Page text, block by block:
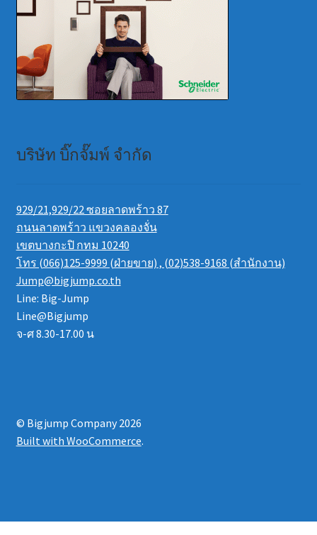
บริษัท บิ๊กจั๊มพ์ จำกัด
929/21,929/22 ซอยลาดพร้าว 87
ถนนลาดพร้าว แขวงคลองจั่น
เขตบางกะปิ กทม 10240
โทร (066)125-9999 (ฝ่ายขาย) , (02)538-9168 (สำนักงาน)
Jump@bigjump.co.th
Line: Big-Jump
Line@Bigjump
จ-ศ 8.30-17.00 น
© Bigjump Company 2026
Built with WooCommerce.